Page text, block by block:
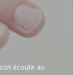
écoute au